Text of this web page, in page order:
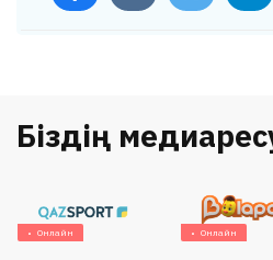
Біздің
Онлайн Онлайн